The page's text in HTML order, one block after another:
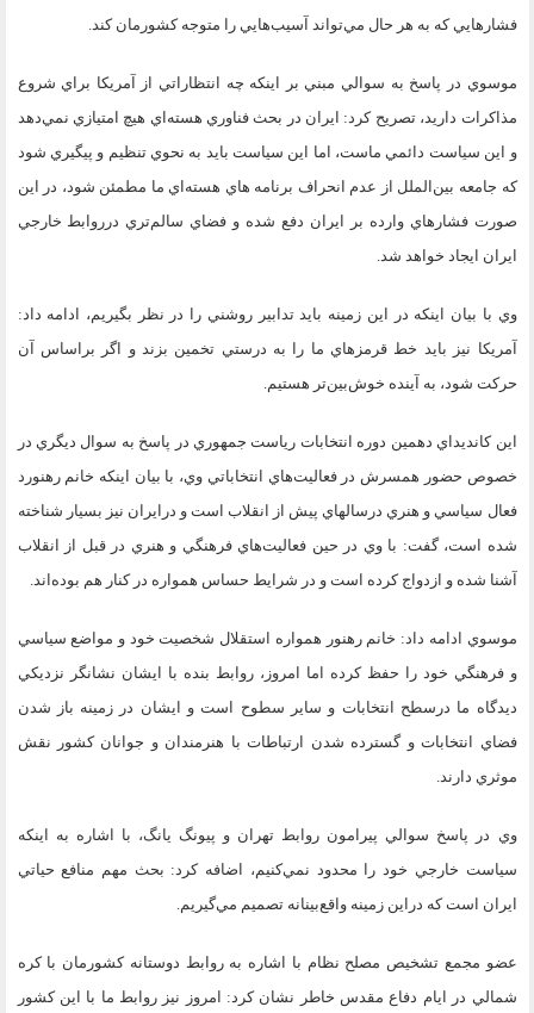
فشارهايي كه به هر حال مي‌تواند آسيب‌هايي را متوجه كشورمان كند.
موسوي در پاسخ به سوالي مبني بر اينكه چه انتظاراتي از آمريكا براي شروع
مذاكرات داريد، تصريح كرد: ايران در بحث فناوري هسته‌اي هيچ امتيازي نمي‌دهد
و اين سياست دائمي ماست، اما اين سياست بايد به نحوي تنظيم و پيگيري شود
كه جامعه بين‌الملل از عدم انحراف برنامه هاي هسته‌اي ما مطمئن شود، در اين
صورت فشارهاي وارده بر ايران دفع شده و فضاي سالم‌تري درروابط خارجي
ايران ايجاد خواهد شد.
وي با بيان اينكه در اين زمينه بايد تدابير روشني را در نظر بگيريم، ادامه داد:
آمريكا نيز بايد خط قرمزهاي ما را به درستي تخمين بزند و اگر براساس آن
حركت شود، به آينده خوش‌بين‌تر هستيم.
اين كانديداي دهمين دوره انتخابات رياست جمهوري در پاسخ به سوال ديگري در
خصوص حضور همسرش در فعاليت‌هاي انتخاباتي وي، با بيان اينكه خانم رهنورد
فعال سياسي و هنري درسالهاي پيش از انقلاب است و درايران نيز بسيار شناخته
شده است، گفت: با وي در حين فعاليت‌هاي فرهنگي و هنري در قبل از انقلاب
آشنا شده و ازدواج كرده است و در شرايط حساس همواره در كنار هم بوده‌اند.
موسوي ادامه داد: خانم رهنور همواره استقلال شخصيت خود و مواضع سياسي
و فرهنگي خود را حفظ كرده اما امروز، روابط بنده با ايشان نشانگر نزديكي
ديدگاه ما درسطح انتخابات و ساير سطوح است و ايشان در زمينه باز شدن
فضاي انتخابات و گسترده شدن ارتباطات با هنرمندان و جوانان كشور نقش
موثري دارند.
وي در پاسخ سوالي پيرامون روابط تهران و پيونگ يانگ، با اشاره به اينكه
سياست خارجي خود را محدود نمي‌كنيم، اضافه كرد: بحث مهم منافع حياتي
ايران است كه دراين زمينه واقع‌بينانه تصميم مي‌گيريم.
عضو مجمع تشخيص مصلح نظام با اشاره به روابط دوستانه كشورمان با كره
شمالي در ايام دفاع مقدس خاطر نشان كرد: امروز نيز روابط ما با اين كشور